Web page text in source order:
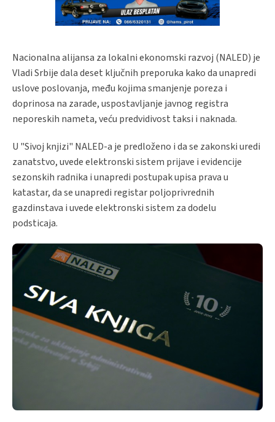
Nacionalna alijansa za lokalni ekonomski razvoj (NALED) je
Vladi Srbije dala deset ključnih preporuka kako da unapredi
uslove poslovanja, među kojima smanjenje poreza i
doprinosa na zarade, uspostavljanje javnog registra
neporeskih nameta, veću predvidivost taksi i naknada.
U "Sivoj knjizi" NALED-a je predloženo i da se zakonski uredi
zanatstvo, uvede elektronski sistem prijave i evidencije
sezonskih radnika i unapredi postupak upisa prava u
katastar, da se unapredi registar poljoprivrednih
gazdinstava i uvede elektronski sistem za dodelu
podsticaja.